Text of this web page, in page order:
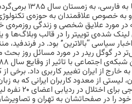
تاریخچه‌ی نوشته شدن اولین
و به خصوص علاقمندان به حوزه‌ی
مورد علایق شخصی و زندگی روزمره‌ی
شده‌ی توییتر را در قالب وبلاگ‌ها و
سیاسی “بالاترین” بود. در فرندفید،
در گوگل ریدر در مورد مسائل روز بحث
از ایران تغییر کاربری داد. برخی از
لیستی از معدود کاربران ایرانی که به
می‌نوشتند، دنبال می‌کردند.
را در صفحاتشان به تهران و